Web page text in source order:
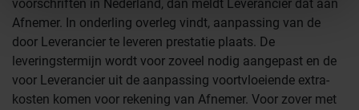
voorschriften in Nederland, dan meldt Leverancier dat aan
Afnemer. In onderling overleg vindt, aanpassing van de
door Leverancier te leveren prestatie plaats. De
leveringstermijn wordt voor zoveel nodig aangepast en de
voor Leverancier uit de aanpassing voortvloeiende extra-
kosten komen voor rekening van Afnemer. Voor zover met